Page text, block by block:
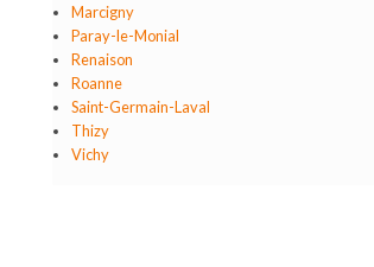
Marcigny
Paray-le-Monial
Renaison
Roanne
Saint-Germain-Laval
Thizy
Vichy